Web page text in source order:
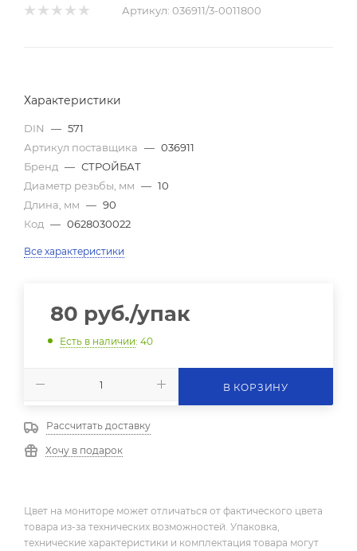
Артикул: 036911/3-0011800
Характеристики
DIN — 571
Артикул поставщика — 036911
Бренд — СТРОЙБАТ
Диаметр резьбы, мм — 10
Длина, мм — 90
Код — 0628030022
Все характеристики
80 руб./упак
Есть в наличии: 40
В КОРЗИНУ
Рассчитать доставку
Хочу в подарок
Цвет на мониторе может отличаться от фактического цвета
товара из-за технических возможностей. Упаковка,
технические характеристики и комплектация товара могут